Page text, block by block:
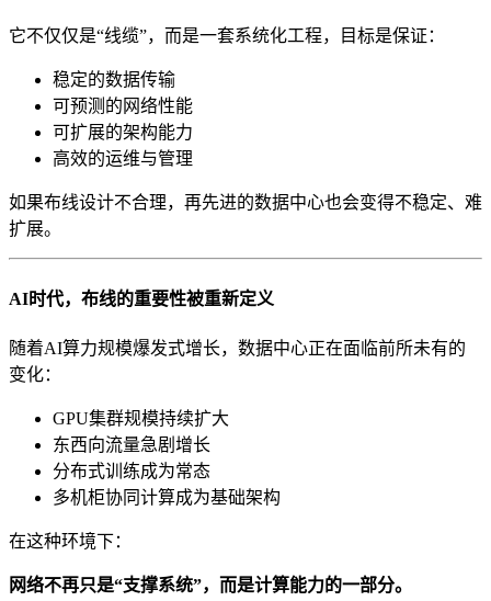
它不仅仅是“线缆”，而是一套系统化工程，目标是保证：
稳定的数据传输
可预测的网络性能
可扩展的架构能力
高效的运维与管理
如果布线设计不合理，再先进的数据中心也会变得不稳定、难
扩展。
AI时代，布线的重要性被重新定义
随着AI算力规模爆发式增长，数据中心正在面临前所未有的
变化：
GPU集群规模持续扩大
东西向流量急剧增长
分布式训练成为常态
多机柜协同计算成为基础架构
在这种环境下：
网络不再只是“支撑系统”，而是计算能力的一部分。